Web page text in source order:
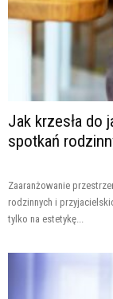
Jak krzesła do
spotkań
Zaaranżowanie
rodzinnych i
tylko na estetykę...